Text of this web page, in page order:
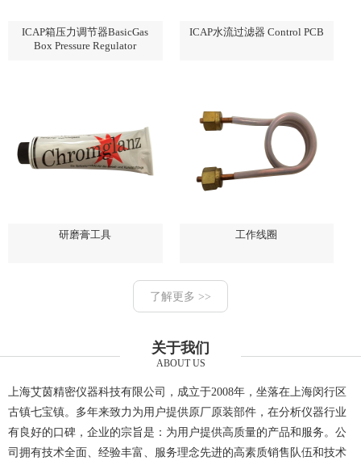
ICAP箱压力调节器BasicGas
Box Pressure Regulator
ICAP水流过滤器 Control PCB
研磨膏工具 工作线圈
了解更多 >>
关于我们
ABOUT US
上海艾茵精密仪器科技有限公司，成立于2008年，坐落在上海闵行区
古镇七宝镇。多年来致力为用户提供原厂原装部件，在分析仪器行业
有良好的口碑，企业的宗旨是：为用户提供高质量的产品和服务。公
司拥有技术全面、经验丰富、服务理念先进的高素质销售队伍和技术